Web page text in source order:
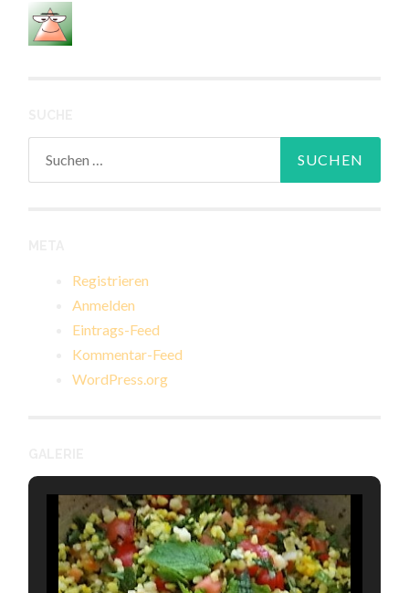
Registrieren
Anmelden
Eintrags-Feed
Kommentar-Feed
WordPress.org